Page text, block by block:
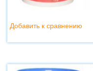
Добавить к сравнению